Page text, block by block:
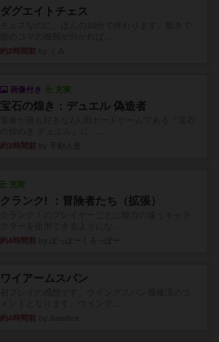
ダグエイトチェス
約2時間前
画像付き 充実
宝石の煌き：デュエル 偽造者
約3時間前
充実
クランク! ：冒険者たち（拡張）
約4時間前
ワイアームスパン
約4時間前